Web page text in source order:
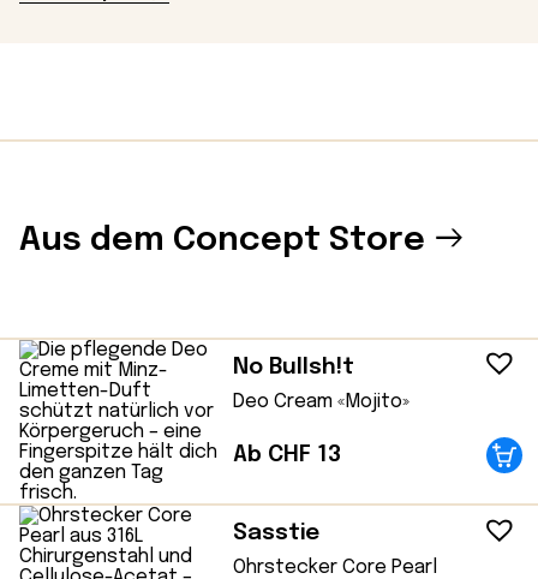
Aus dem Concept Store
No Bullsh!t
Deo Cream «Mojito»
Ab CHF 13
Sasstie
Ohrstecker Core Pearl